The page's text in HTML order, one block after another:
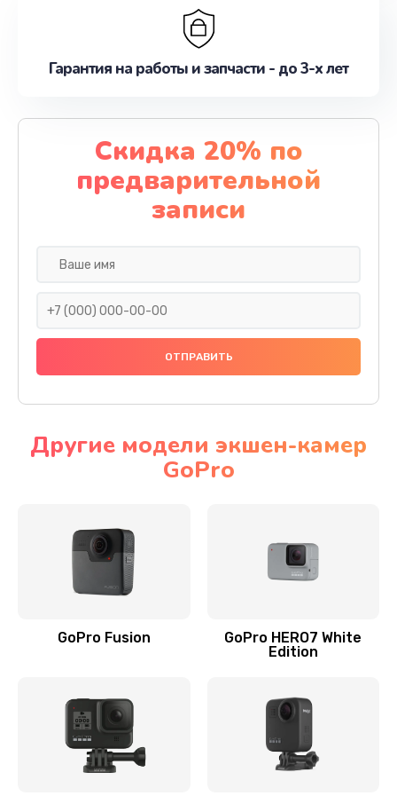
Гарантия на работы и запчасти - до 3-х лет
Скидка 20% по
предварительной
записи
Другие модели экшен-камер
GoPro
GoPro Fusion
GoPro HERO7 White
Edition